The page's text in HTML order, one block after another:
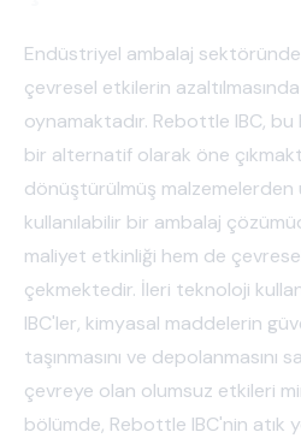
Endüstriyel ambalaj
çevresel etkilerin
oynamaktadır. Rebottle IBC,
bir alternatif olarak öne
dönüştürülmüş malzemelerden
kullanılabilir bir ambalaj
maliyet etkinliği hem de
çekmektedir. İleri teknoloji
IBC'ler, kimyasal maddelerin
taşınmasını ve depolanmasını
çevreye olan olumsuz etkileri
bölümde, Rebottle IBC'nin atık